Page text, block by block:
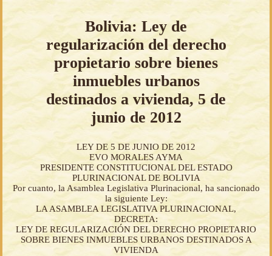
Bolivia: Ley de
regularización del derecho
propietario sobre bienes
inmuebles urbanos
destinados a vivienda, 5 de
junio de 2012
LEY DE 5 DE JUNIO DE 2012
EVO MORALES AYMA
PRESIDENTE CONSTITUCIONAL DEL ESTADO
PLURINACIONAL DE BOLIVIA
Por cuanto, la Asamblea Legislativa Plurinacional, ha sancionado
la siguiente Ley:
LA ASAMBLEA LEGISLATIVA PLURINACIONAL,
DECRETA:
LEY DE REGULARIZACIÓN DEL DERECHO PROPIETARIO
SOBRE BIENES INMUEBLES URBANOS DESTINADOS A
VIVIENDA